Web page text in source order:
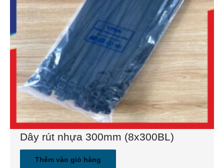
Dây rút nhựa 300mm (8x300BL)
Thêm vào giỏ hàng